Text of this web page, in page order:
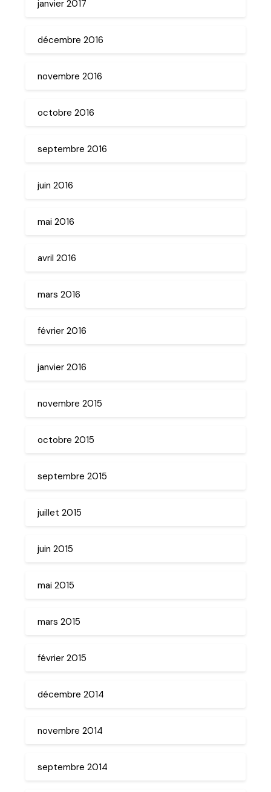
janvier 2017
décembre 2016
novembre 2016
octobre 2016
septembre 2016
juin 2016
mai 2016
avril 2016
mars 2016
février 2016
janvier 2016
novembre 2015
octobre 2015
septembre 2015
juillet 2015
juin 2015
mai 2015
mars 2015
février 2015
décembre 2014
novembre 2014
septembre 2014